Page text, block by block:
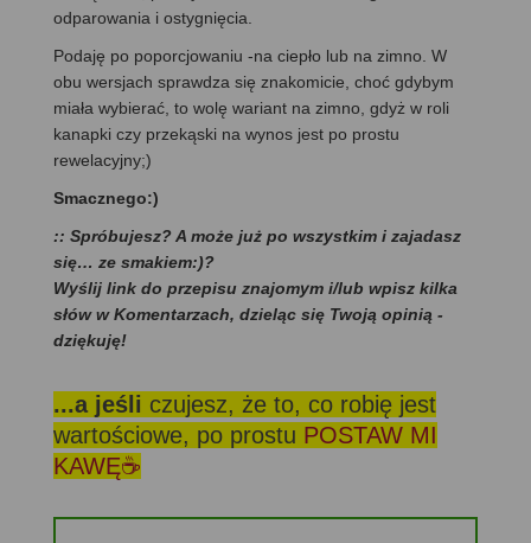
odparowania i ostygnięcia.
Podaję po poporcjowaniu -na ciepło lub na zimno. W
obu wersjach sprawdza się znakomicie, choć gdybym
miała wybierać, to wolę wariant na zimno, gdyż w roli
kanapki czy przekąski na wynos jest po prostu
rewelacyjny;)
Smacznego:)
:: Spróbujesz? A może już po wszystkim i zajadasz
się… ze smakiem:)?
Wyślij link do przepisu znajomym i/lub wpisz kilka
słów w Komentarzach, dzieląc się Twoją opinią -
dziękuję!
...a jeśli czujesz, że to, co robię jest
wartościowe, po prostu POSTAW MI
KAWĘ☕